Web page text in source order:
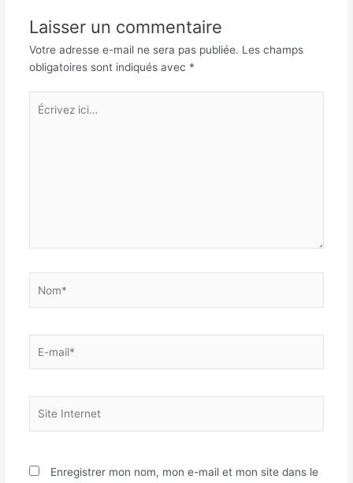
Laisser un commentaire
Votre adresse e-mail ne sera pas publiée. Les champs
obligatoires sont indiqués avec *
Écrivez
ici…
mail*
Internet
Enregistrer mon nom, mon e-mail et mon site dans le